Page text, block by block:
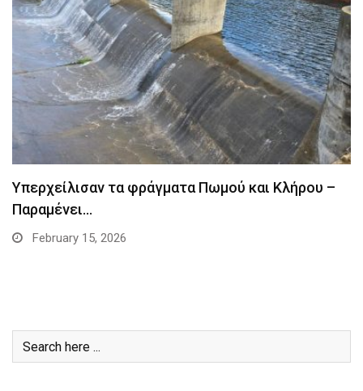
Υπερχείλισαν τα φράγματα Πωμού και Κλήρου –
Παραμένει…
February 15, 2026